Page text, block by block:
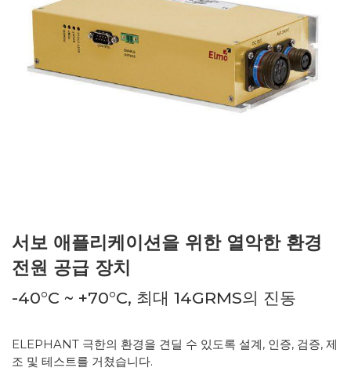
서보 애플리케이션을 위한 열악한 환경
전원 공급 장치
-40°C ~ +70°C, 최대 14GRMS의 진동
ELEPHANT 극한의 환경을 견딜 수 있도록 설계, 인증, 검증, 제
조 및 테스트를 거쳤습니다.